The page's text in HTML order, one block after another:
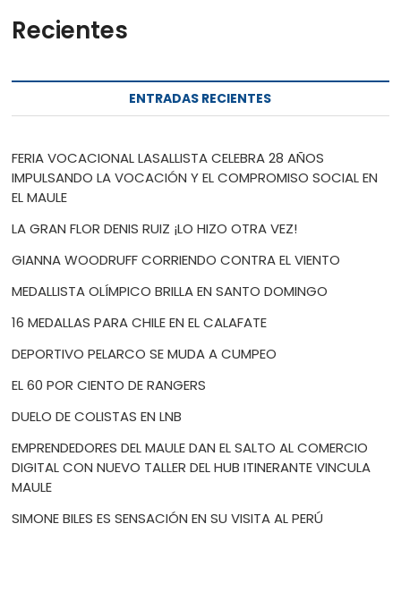
Recientes
ENTRADAS RECIENTES
FERIA VOCACIONAL LASALLISTA CELEBRA 28 AÑOS
IMPULSANDO LA VOCACIÓN Y EL COMPROMISO SOCIAL EN
EL MAULE
LA GRAN FLOR DENIS RUIZ ¡LO HIZO OTRA VEZ!
GIANNA WOODRUFF CORRIENDO CONTRA EL VIENTO
MEDALLISTA OLÍMPICO BRILLA EN SANTO DOMINGO
16 MEDALLAS PARA CHILE EN EL CALAFATE
DEPORTIVO PELARCO SE MUDA A CUMPEO
EL 60 POR CIENTO DE RANGERS
DUELO DE COLISTAS EN LNB
EMPRENDEDORES DEL MAULE DAN EL SALTO AL COMERCIO
DIGITAL CON NUEVO TALLER DEL HUB ITINERANTE VINCULA
MAULE
SIMONE BILES ES SENSACIÓN EN SU VISITA AL PERÚ